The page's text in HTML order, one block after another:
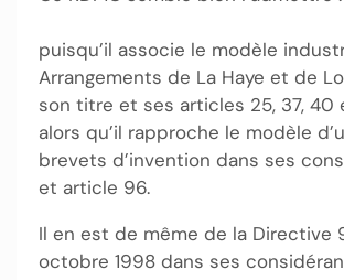
puisqu’il associe le modèle
Arrangements de La Haye et de
son titre et ses articles 25, 37, 40
alors qu’il rapproche le modèle
brevets d’invention dans ses
et article 96.
Il en est de même de la Directive
octobre 1998 dans ses